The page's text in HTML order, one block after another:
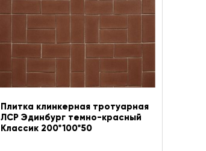
Плитка клинкерная тротуарная
ЛСР Эдинбург темно-красный
Классик 200*100*50